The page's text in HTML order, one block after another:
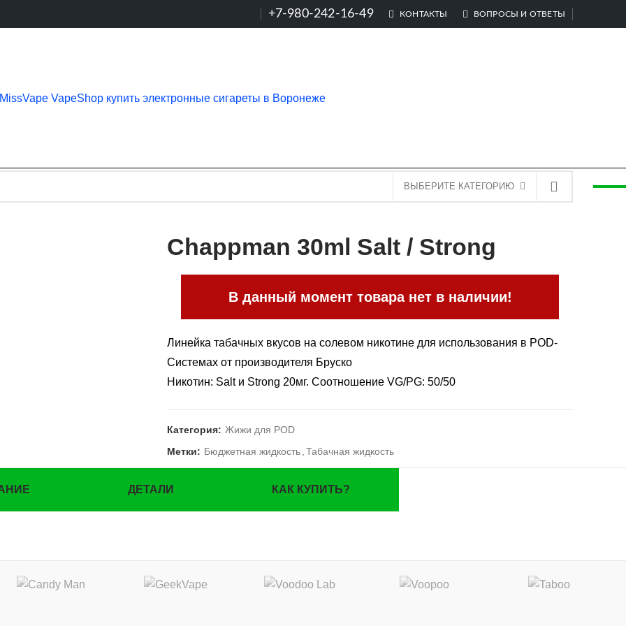
+7-980-242-16-49 КОНТАКТЫ ВОПРОСЫ И ОТВЕТЫ
ВЫБЕРИТЕ КАТЕГОРИЮ
Chappman 30ml Salt / Strong
В данный момент товара нет в наличии!
Линейка табачных вкусов на солевом никотине для использования в POD-
Системах от производителя Бруско
Никотин: Salt и Strong 20мг. Соотношение VG/PG: 50/50
Категория: Жижи для POD
Метки: Бюджетная жидкость Табачная жидкость
ДЕТАЛИ КАК КУПИТЬ?